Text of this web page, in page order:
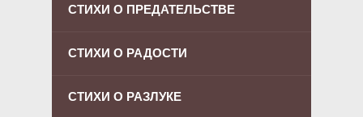
СТИХИ О ПРЕДАТЕЛЬСТВЕ
СТИХИ О РАДОСТИ
СТИХИ О РАЗЛУКЕ